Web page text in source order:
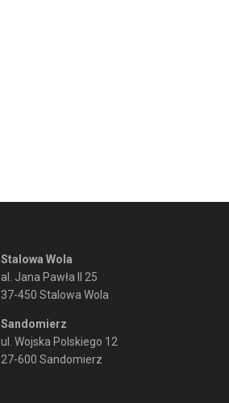
Stalowa Wola
al. Jana Pawła II 25
37-450 Stalowa Wola
Sandomierz
ul. Wojska Polskiego 12
27-600 Sandomierz